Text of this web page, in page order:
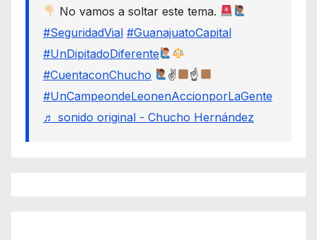
No vamos a soltar este tema.
#SeguridadVial #GuanajuatoCapital
#UnDipitadoDiferente
#CuentaconChucho
✌
☝
#UnCampeondeLeonenAccionporLaGente
♬ sonido original - Chucho Hernández